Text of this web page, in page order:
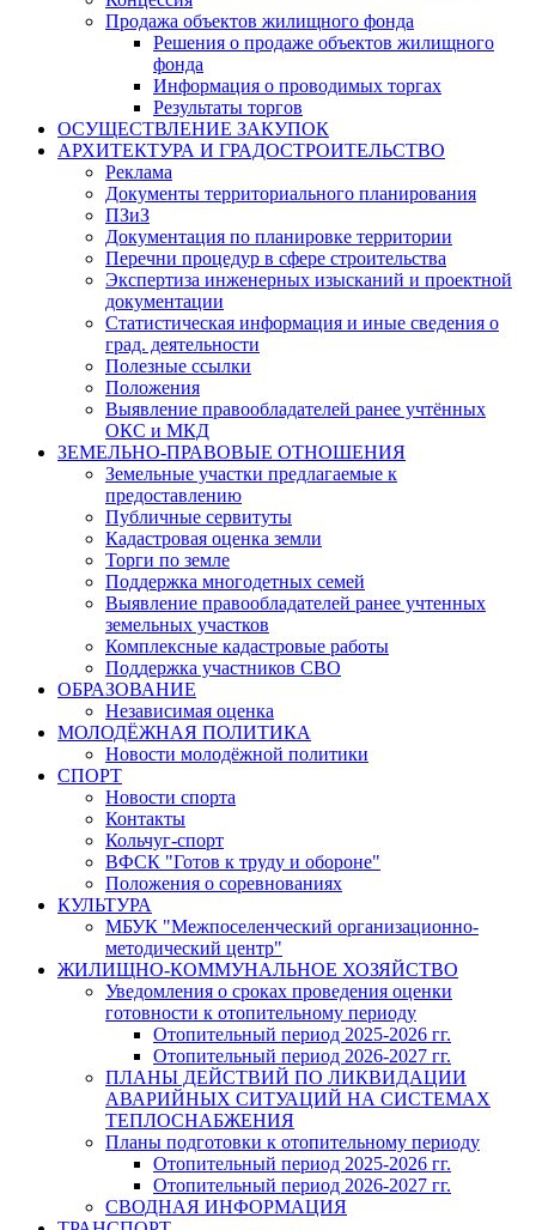
Продажа объектов жилищного фонда
Решения о продаже объектов жилищного
фонда
Информация о проводимых торгах
Результаты торгов
ОСУЩЕСТВЛЕНИЕ ЗАКУПОК
АРХИТЕКТУРА И ГРАДОСТРОИТЕЛЬСТВО
Реклама
Документы территориального планирования
ПЗиЗ
Документация по планировке территории
Перечни процедур в сфере строительства
Экспертиза инженерных изысканий и проектной
документации
Статистическая информация и иные сведения о
град. деятельности
Полезные ссылки
Положения
Выявление правообладателей ранее учтённых
ОКС и МКД
ЗЕМЕЛЬНО-ПРАВОВЫЕ ОТНОШЕНИЯ
Земельные участки предлагаемые к
предоставлению
Публичные сервитуты
Кадастровая оценка земли
Торги по земле
Поддержка многодетных семей
Выявление правообладателей ранее учтенных
земельных участков
Комплексные кадастровые работы
Поддержка участников СВО
ОБРАЗОВАНИЕ
Независимая оценка
МОЛОДЁЖНАЯ ПОЛИТИКА
Новости молодёжной политики
СПОРТ
Новости спорта
Контакты
Кольчуг-спорт
ВФСК "Готов к труду и обороне"
Положения о соревнованиях
КУЛЬТУРА
МБУК "Межпоселенческий организационно-
методический центр"
ЖИЛИЩНО-КОММУНАЛЬНОЕ ХОЗЯЙСТВО
Уведомления о сроках проведения оценки
готовности к отопительному периоду
Отопительный период 2025-2026 гг.
Отопительный период 2026-2027 гг.
ПЛАНЫ ДЕЙСТВИЙ ПО ЛИКВИДАЦИИ
АВАРИЙНЫХ СИТУАЦИЙ НА СИСТЕМАХ
ТЕПЛОСНАБЖЕНИЯ
Планы подготовки к отопительному периоду
Отопительный период 2025-2026 гг.
Отопительный период 2026-2027 гг.
СВОДНАЯ ИНФОРМАЦИЯ